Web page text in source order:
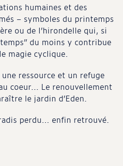
humaines et des
– symboles du printemps
ou de l’hirondelle qui, si
du moins y contribue
magie cyclique.
ressource et un refuge
coeur… Le renouvellement
le jardin d’Eden.
perdu… enfin retrouvé.